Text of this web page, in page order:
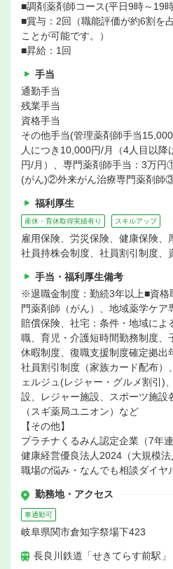
■調剤薬剤師コース(平日9時～19
■賞与：2回（職能評価が約6割を
ことが可能です。）
■昇給：1回
手当
通勤手当
残業手当
資格手当
その他手当(管理薬剤師手当
人につき10,000円/月（4人目以
円/月）、専門薬剤師手当：3万
(がん)②外来がん治療専門薬剤師
福利厚生
産休・育休取得実績有り スキルアップ
雇用保険、労災保険、健康保険、
社員持株会制度、社員割引制度、
手当・福利厚生備考
※退職金制度：勤続3年以上■資格
門薬剤師（がん）、地域薬学ケ
賠償保険、社宅：条件・地域によ
職、育児・介護短時間勤務制度、
休暇制度、復職支援制度確定拠出
社員割引制度（家族カード配布）
ェルジュ(レジャー・グルメ割引)
設、レジャー施設、スポーツ施設
（スギ薬局ユニオン）など
【その他】
プラチナくるみん認定企業（7年連
健康経営優良法人2024（大規模
職場の悩み・なんでも相談ダイヤ
勤務地・アクセス
車通勤可
岐阜県関市倉知字祭場下423
長良川鉄道「せきてらす前駅